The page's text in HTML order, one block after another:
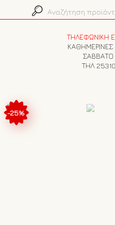
ΤΗΛΕΦΩΝΙΚΗ
ΚΑΘΗΜΕΡΙΝΕΣ
ΣΑΒΒΑΤΟ
ΤΗΛ
-25%